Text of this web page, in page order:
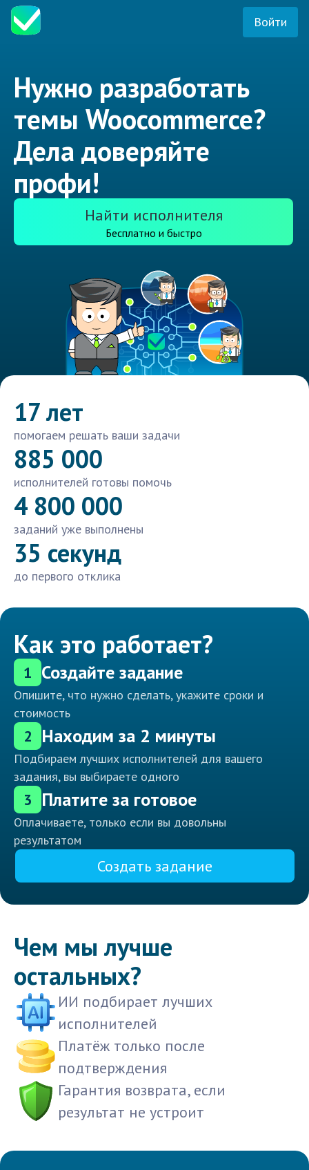
Войти
Нужно разработать
темы Woocommerce?
Дела доверяйте
профи!
Найти исполнителя
Бесплатно и быстро
17 лет
помогаем решать ваши задачи
885 000
исполнителей готовы помочь
4 800 000
заданий уже выполнены
35 секунд
до первого отклика
Как это работает?
1 Создайте задание
Опишите, что нужно сделать, укажите сроки и
стоимость
2 Находим за 2 минуты
Подбираем лучших исполнителей для вашего
задания, вы выбираете одного
3 Платите за готовое
Оплачиваете, только если вы довольны
результатом
Создать задание
Чем мы лучше
остальных?
ИИ подбирает лучших
исполнителей
Платёж только после
подтверждения
Гарантия возврата, если
результат не устроит